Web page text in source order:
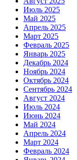
Июль 2025
Май 2025
Апрель 2025
Март 2025
Февраль 2025
Январь 2025
Декабрь 2024
Ноябрь 2024
Октябрь 2024
Сентябрь 2024
Август 2024
Июль 2024
Июнь 2024
Май 2024
Апрель 2024
Март 2024
Февраль 2024